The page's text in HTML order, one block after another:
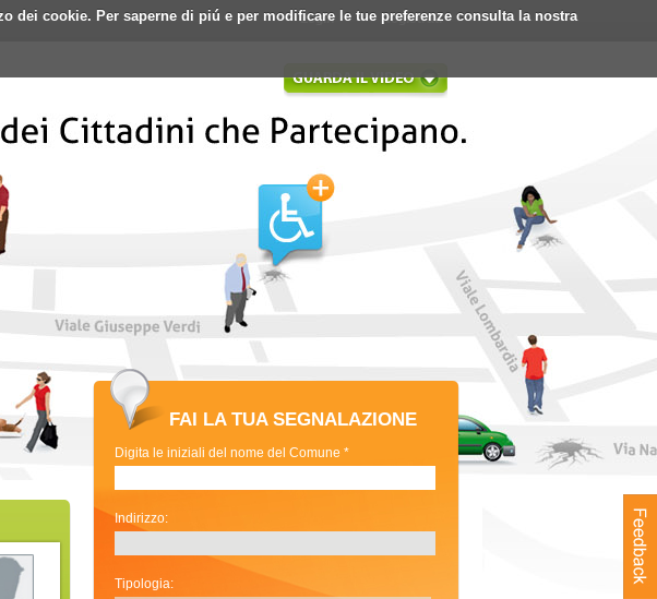
cookie. Per saperne di piú e per modificare le tue preferenze consulta la nostra
Login Registrati
FAI LA TUA SEGNALAZIONE
Digita le iniziali del nome del Comune *
Indirizzo:
Tipologia: